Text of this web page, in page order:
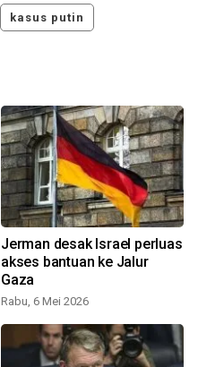
kasus putin
Jerman desak Israel perluas
akses bantuan ke Jalur
Gaza
Rabu, 6 Mei 2026